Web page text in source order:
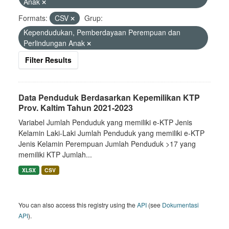
Formats:
CSV
Grup:
Kependudukan, Pemberdayaan Perempuan dan
Perlindungan Anak
Filter Results
Data Penduduk Berdasarkan Kepemilikan KTP
Prov. Kaltim Tahun 2021-2023
Variabel Jumlah Penduduk yang memiliki e-KTP Jenis
Kelamin Laki-Laki Jumlah Penduduk yang memiliki e-KTP
Jenis Kelamin Perempuan Jumlah Penduduk >17 yang
memiliki KTP Jumlah...
XLSX CSV
You can also access this registry using theAPI (see Dokumentasi
API).